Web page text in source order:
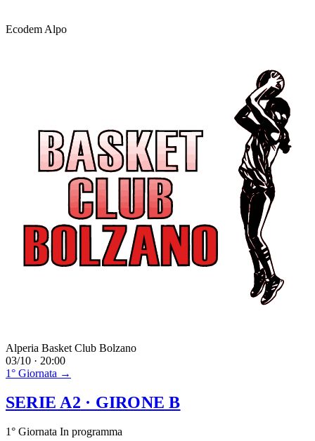
Ecodem Alpo
Alperia Basket Club Bolzano
03/10 · 20:00
1° Giornata →
SERIE A2 · GIRONE B
1° Giornata In programma